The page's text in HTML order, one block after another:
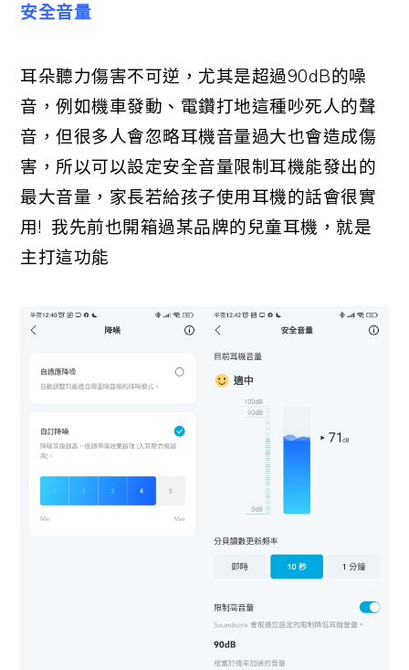
安全音量
耳朵聽力傷害不可逆，尤其是超過90dB的噪
音，例如機車發動、電鑽打地這種吵死人的聲
音，但很多人會忽略耳機音量過大也會造成傷
害，所以可以設定安全音量限制耳機能發出的
最大音量，家長若給孩子使用耳機的話會很實
用! 我先前也開箱過某品牌的兒童耳機，就是
主打這功能